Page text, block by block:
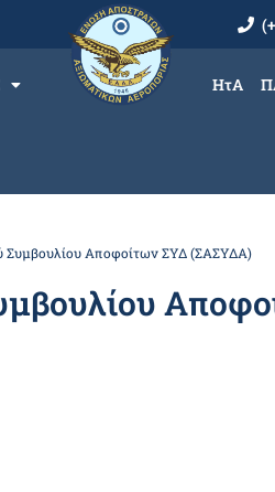
ΗτΑ
Συμβουλίου Αποφοίτων ΣΥΔ (ΣΑΣΥΔΑ)